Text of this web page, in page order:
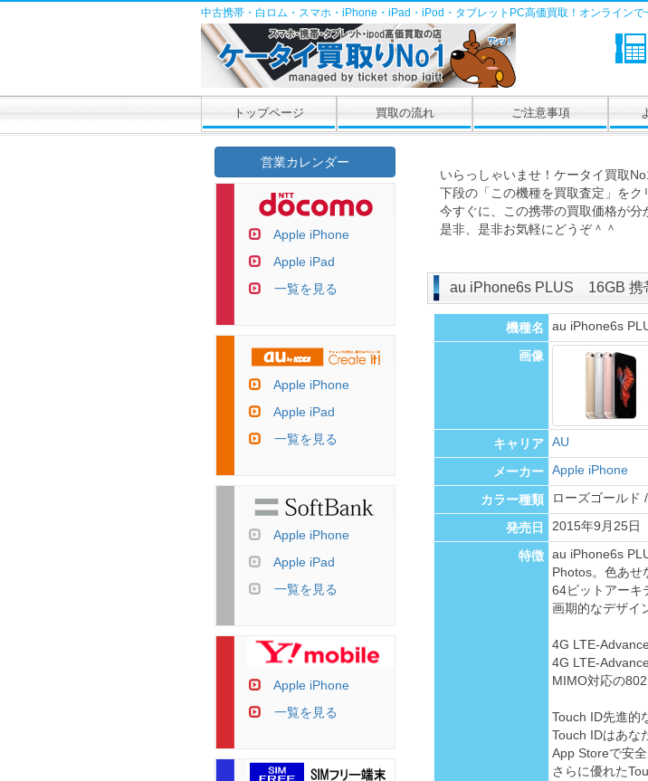
中古携帯・白ロム・スマホ・iPhone・iPad・iPod・タブレットPC高価買取！オンラインで
トップページ 買取の流れ ご注意事項
いらっしゃいませ！ケータイ買取
下段の「この機種を買取査定」をク
今すぐに、この携帯の買取価格が分
是非、是非お気軽にどうぞ＾＾
au iPhone6s PLUS 16GB 携
機種名 au iPhone6s
画像
キャリア AU
メーカー Apple iPhone
カラー種類 ローズゴールド
発売日 2015年9月25日
特徴 au iPhone6s
Photos。色あせ
64ビットアーキ
画期的なデザイ
4G LTE-
4G LTE-
MIMO対応の
Touch ID先進的
Touch IDはあな
App Storeで安
さらに優れた
営業カレンダー
Apple iPhone
Apple iPad
一覧を見る
Apple iPhone
Apple iPad
一覧を見る
Apple iPhone
Apple iPad
一覧を見る
Apple iPhone
一覧を見る